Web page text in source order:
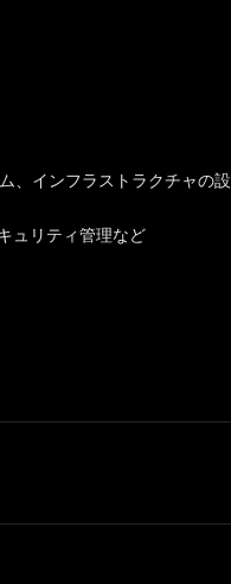
、インフラストラクチャの設
ュリティ管理など